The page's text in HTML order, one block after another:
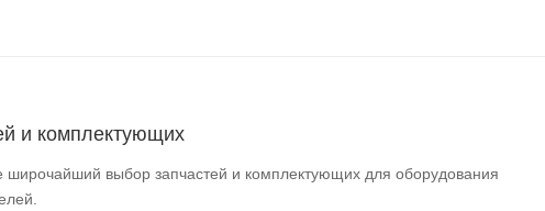
и комплектующих
выбор запчастей и комплектующих для оборудования